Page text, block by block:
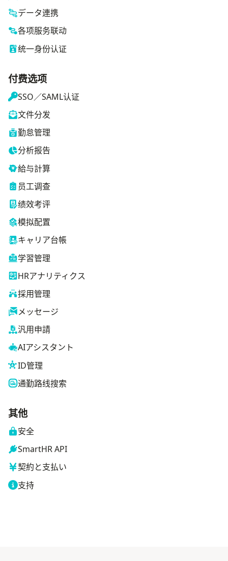
データ連携
各项服务联动
统一身份认证
付费选项
SSO／SAML认证
文件分发
勤怠管理
分析报告
給与計算
员工调查
绩效考评
模拟配置
キャリア台帳
学習管理
HRアナリティクス
採用管理
メッセージ
汎用申請
AIアシスタント
ID管理
通勤路线搜索
其他
安全
SmartHR API
契約と支払い
支持